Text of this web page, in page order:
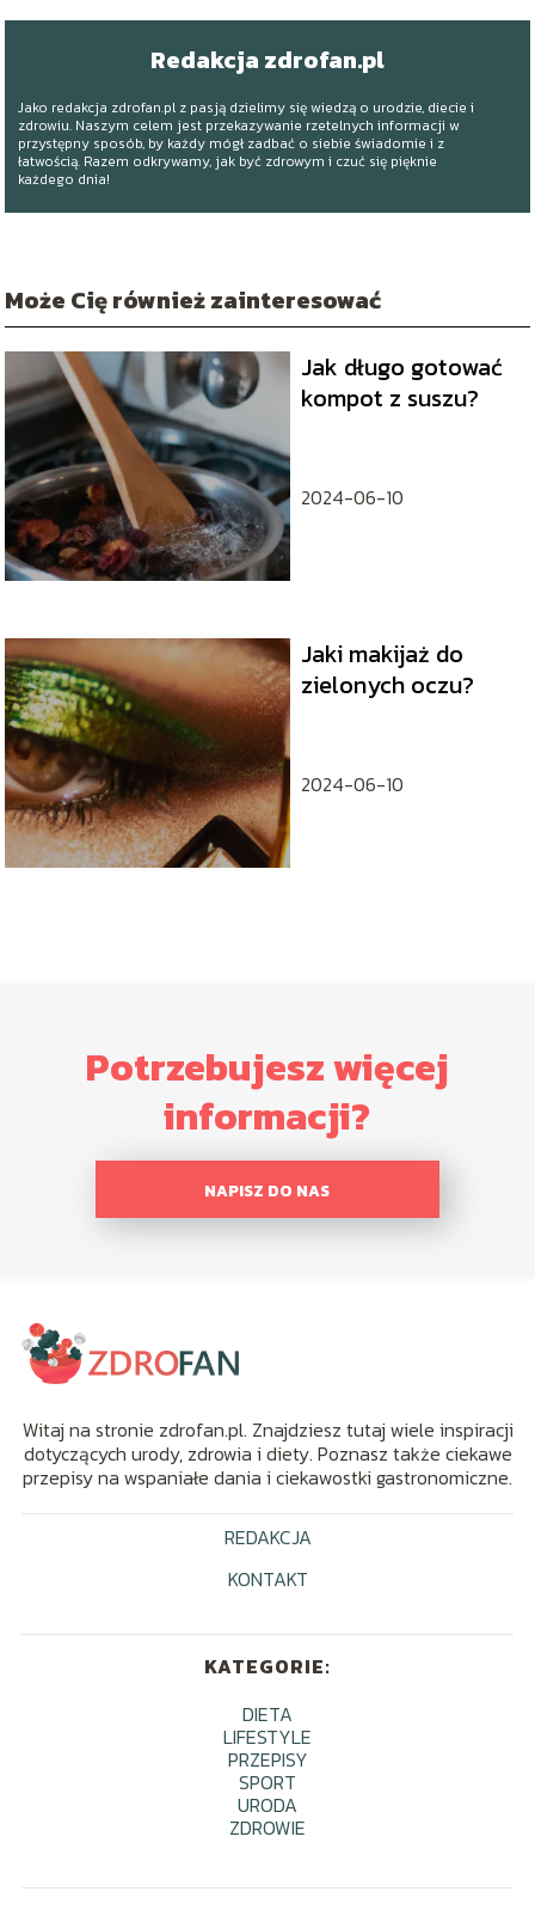
Redakcja zdrofan.pl
Jako redakcja zdrofan.pl z pasją dzielimy się wiedzą o urodzie, diecie i
zdrowiu. Naszym celem jest przekazywanie rzetelnych informacji w
przystępny sposób, by każdy mógł zadbać o siebie świadomie i z
łatwością. Razem odkrywamy, jak być zdrowym i czuć się pięknie
każdego dnia!
Może Cię również zainteresować
Jak długo gotować
kompot z suszu?
2024-06-10
Jaki makijaż do
zielonych oczu?
2024-06-10
Potrzebujesz więcej
informacji?
NAPISZ DO NAS
Witaj na stronie zdrofan.pl. Znajdziesz tutaj wiele inspiracji
dotyczących urody, zdrowia i diety. Poznasz także ciekawe
przepisy na wspaniałe dania i ciekawostki gastronomiczne.
REDAKCJA
KONTAKT
KATEGORIE:
DIETA
LIFESTYLE
PRZEPISY
SPORT
URODA
ZDROWIE